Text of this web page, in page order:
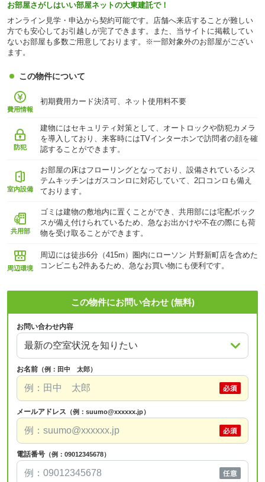
お部屋さがしはいい部屋ネットの大東建託で！
オンライン見学・申込から契約可能です。店舗へ来店することが難しい
方でも安心してお引越しが完了できます。また、当サイトに掲載してい
ないお部屋も多数ご用意しております。※一部対象外のお部屋がござい
ます。
この物件について
費用情報
初期費用カード決済可、ネット使用料不要
防犯
建物にはセキュリティ対策として、オートロックや防犯カメラ
を導入しており、来客時にはTVインターホンで訪問者の顔を確
認することができます。
室内設備
お部屋の床はフローリングとなっており、設備されているシス
テムキッチンはガスコンロに対応していて、2口コンロも備え
ております。
共用部
ゴミは建物の敷地内に置くことができ、共用部には宅配ボック
スが備え付けられているため、急なお出かけや不在の際にも荷
物を受け取ることができます。
周辺環境
周辺には徒歩6分（415m）圏内にローソン 片野新町店を含めた
コンビニも2件あるため、急なお買い物にも便利です。
この物件にお問い合わせ (無料)
お問い合わせ内容
お名前 （例：田中 太郎）
メールアドレス （例：suumo@xxxxxx.jp）
電話番号 （例：09012345678）